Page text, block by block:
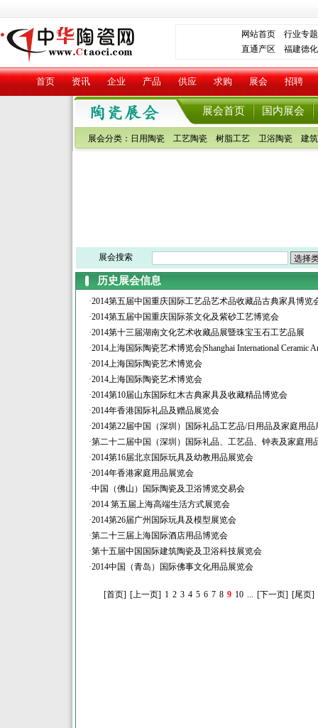
网站首页
行业专题
直通产区 福建德化
首页 资讯 企业 产品 供应 求购 展会 招聘
展会首页 国内展会
展会分类： 日用陶瓷 工艺陶瓷 树脂工艺 卫浴陶瓷 建
展会搜索
历史展会信息
·2014第五届中国重庆国际工艺品艺术品收藏品古典家具博览
·2014第五届中国重庆国际茶文化及紫砂工艺博览会
·2014第十三届湖南文化艺术收藏品展暨珠宝玉石工艺品展
·2014上海国际陶瓷艺术博览会|Shanghai International Ceramic
·2014上海国际陶瓷艺术博览会
·2014上海国际陶瓷艺术博览会
·2014第10届山东国际红木古典家具及收藏精品博览会
·2014年香港国际礼品及赠品展览会
·2014第22届中国（深圳）国际礼品工艺品/日用品及家庭用品
·第二十二届中国（深圳）国际礼品、工艺品、钟表及家庭用
·2014第16届北京国际玩具及幼教用品展览会
·2014年香港家庭用品展览会
·中国（佛山）国际陶瓷及卫浴博览交易会
·2014 第五届上海高端生活方式展览会
·2014第26届广州国际玩具及模型展览会
·第二十三届上海国际酒店用品博览会
·第十五届中国国际建筑陶瓷及卫浴科技展览会
·2014中国（青岛）国际佛事文化用品展览会
[首页] [上一页] 1 2 3 4 5 6 7 8 9 10 ... [下一页] [尾页]